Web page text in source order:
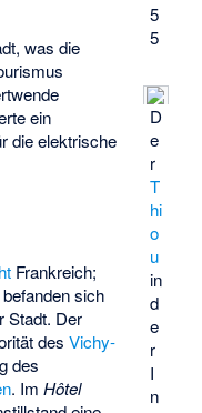
5
5
D
e
r
T
hi
o
u
in
d
e
r
I
n
was die
ein
die elektrische
Frankreich;
befanden sich
Stadt. Der
desVichy-
des
. ImHôtel